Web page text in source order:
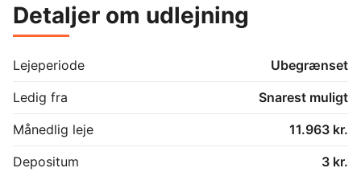
Detaljer om udlejning
Lejeperiode
Ubegrænset
Ledig fra
Snarest muligt
Månedlig leje
11.963 kr.
Depositum
3 kr.